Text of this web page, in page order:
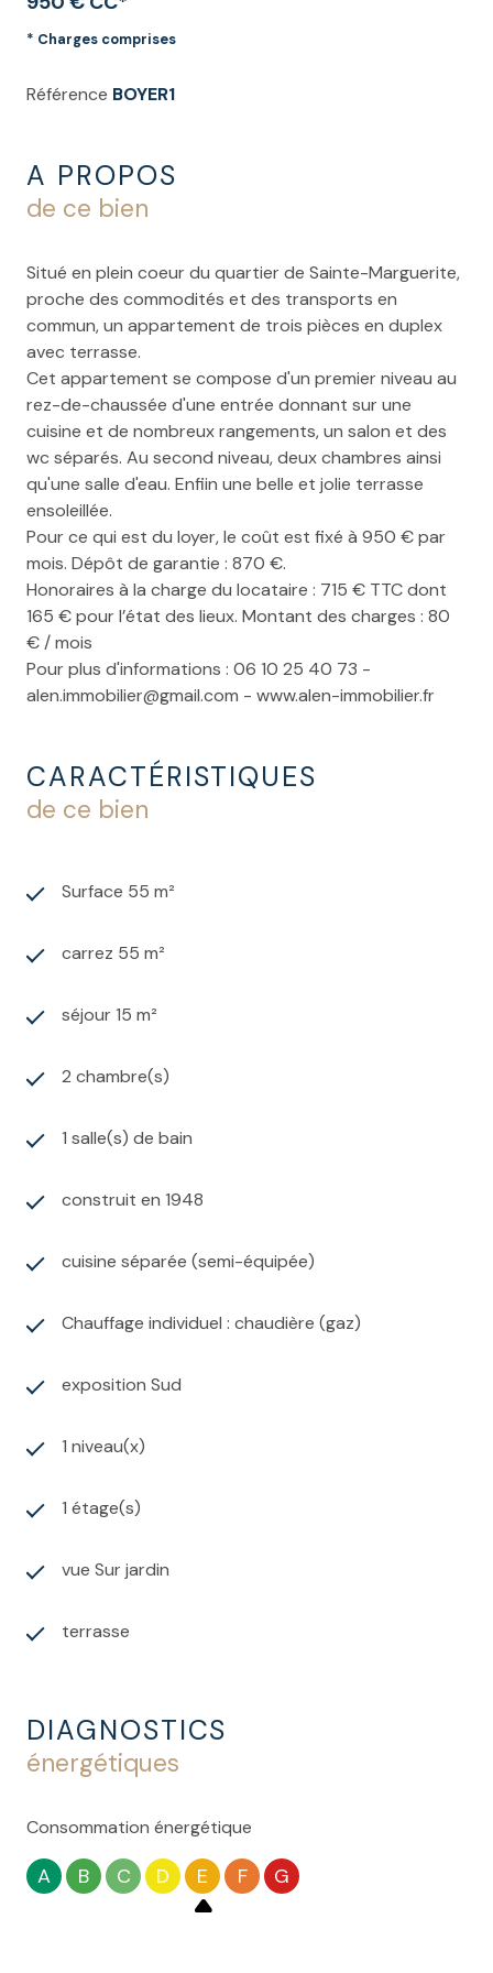
* Charges comprises
Référence BOYER1
A PROPOS
de ce bien
Situé en plein coeur du quartier de Sainte-Marguerite,
proche des commodités et des transports en
commun, un appartement de trois pièces en duplex
avec terrasse.
Cet appartement se compose d'un premier niveau au
rez-de-chaussée d'une entrée donnant sur une
cuisine et de nombreux rangements, un salon et des
wc séparés. Au second niveau, deux chambres ainsi
qu'une salle d'eau. Enfiin une belle et jolie terrasse
ensoleillée.
Pour ce qui est du loyer, le coût est fixé à 950 € par
mois. Dépôt de garantie : 870 €.
Honoraires à la charge du locataire : 715 € TTC dont
165 € pour l’état des lieux. Montant des charges : 80
€ / mois
Pour plus d'informations : 06 10 25 40 73 -
alen.immobilier@gmail.com - www.alen-immobilier.fr
CARACTÉRISTIQUES
de ce bien
Surface 55 m²
carrez 55 m²
séjour 15 m²
2 chambre(s)
1 salle(s) de bain
construit en 1948
cuisine séparée (semi-équipée)
Chauffage individuel : chaudière (gaz)
exposition Sud
1 niveau(x)
1 étage(s)
vue Sur jardin
terrasse
DIAGNOSTICS
énergétiques
Consommation énergétique
A B C D E F G